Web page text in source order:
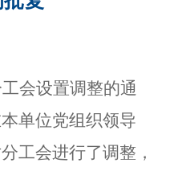
会设置调整的通
单位党组织领导
工会进行了调整，